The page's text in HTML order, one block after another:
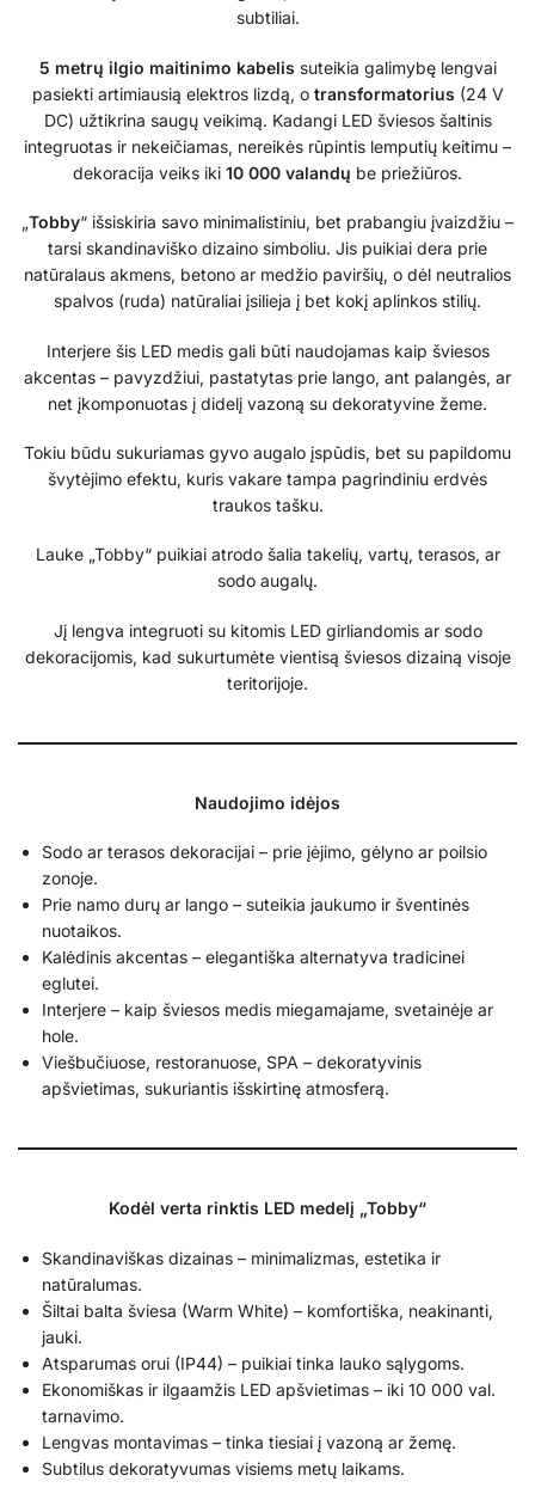
subtiliai.
5 metrų ilgio maitinimo kabelis suteikia galimybę lengvai
pasiekti artimiausią elektros lizdą, o transformatorius (24 V
DC) užtikrina saugų veikimą. Kadangi LED šviesos šaltinis
integruotas ir nekeičiamas, nereikės rūpintis lemputių keitimu –
dekoracija veiks iki 10 000 valandų be priežiūros.
„Tobby“ išsiskiria savo minimalistiniu, bet prabangiu įvaizdžiu –
tarsi skandinaviško dizaino simboliu. Jis puikiai dera prie
natūralaus akmens, betono ar medžio paviršių, o dėl neutralios
spalvos (ruda) natūraliai įsilieja į bet kokį aplinkos stilių.
Interjere šis LED medis gali būti naudojamas kaip šviesos
akcentas – pavyzdžiui, pastatytas prie lango, ant palangės, ar
net įkomponuotas į didelį vazoną su dekoratyvine žeme.
Tokiu būdu sukuriamas gyvo augalo įspūdis, bet su papildomu
švytėjimo efektu, kuris vakare tampa pagrindiniu erdvės
traukos tašku.
Lauke „Tobby“ puikiai atrodo šalia takelių, vartų, terasos, ar
sodo augalų.
Jį lengva integruoti su kitomis LED girliandomis ar sodo
dekoracijomis, kad sukurtumėte vientisą šviesos dizainą visoje
teritorijoje.
Naudojimo idėjos
Sodo ar terasos dekoracijai – prie įėjimo, gėlyno ar poilsio
zonoje.
Prie namo durų ar lango – suteikia jaukumo ir šventinės
nuotaikos.
Kalėdinis akcentas – elegantiška alternatyva tradicinei
eglutei.
Interjere – kaip šviesos medis miegamajame, svetainėje ar
hole.
Viešbučiuose, restoranuose, SPA – dekoratyvinis
apšvietimas, sukuriantis išskirtinę atmosferą.
Kodėl verta rinktis LED medelį „Tobby“
Skandinaviškas dizainas – minimalizmas, estetika ir
natūralumas.
Šiltai balta šviesa (Warm White) – komfortiška, neakinanti,
jauki.
Atsparumas orui (IP44) – puikiai tinka lauko sąlygoms.
Ekonomiškas ir ilgaamžis LED apšvietimas – iki 10 000 val.
tarnavimo.
Lengvas montavimas – tinka tiesiai į vazoną ar žemę.
Subtilus dekoratyvumas visiems metų laikams.